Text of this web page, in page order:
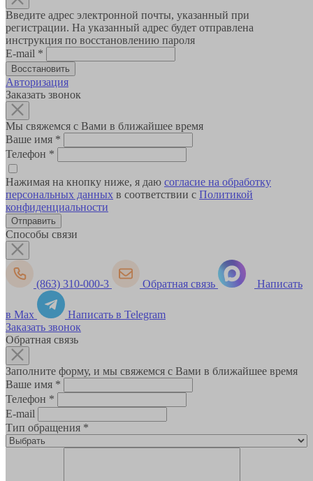
Введите адрес электронной почты, указанный при
регистрации. На указанный адрес будет отправлена
инструкция по восстановлению пароля
E-mail *
Авторизация
Заказать звонок
Мы свяжемся с Вами в ближайшее время
Ваше имя *
Телефон *
Нажимая на кнопку ниже, я даю согласие на обработку
персональных данных в соответствии с Политикой
конфиденциальности
Способы связи
(863) 310-000-3 Обратная связь Написать
в Max
Написать в Telegram
Заказать звонок
Обратная связь
Заполните форму, и мы свяжемся с Вами в ближайшее время
Ваше имя *
Телефон *
E-mail
Тип обращения *